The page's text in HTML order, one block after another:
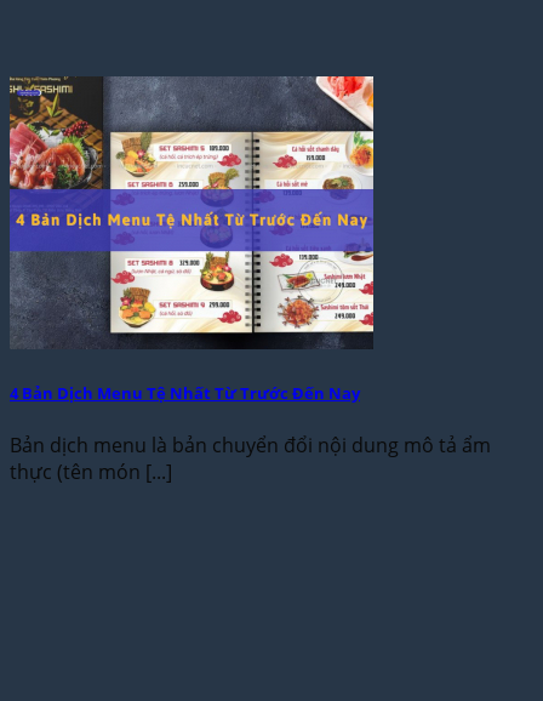
4 Bản Dịch Menu Tệ Nhất Từ Trước Đến Nay
Bản dịch menu là bản chuyển đổi nội dung mô tả ẩm
thực (tên món [...]